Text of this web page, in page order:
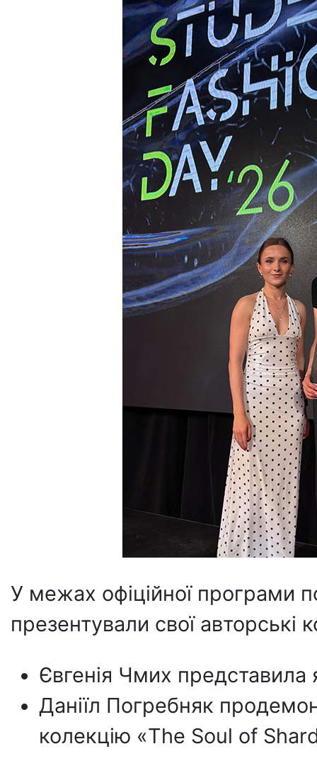
У межах офіційної програми
презентували свої авторські
Євгенія Чмих представила
Даніїл Погребняк
колекцію «The Soul of